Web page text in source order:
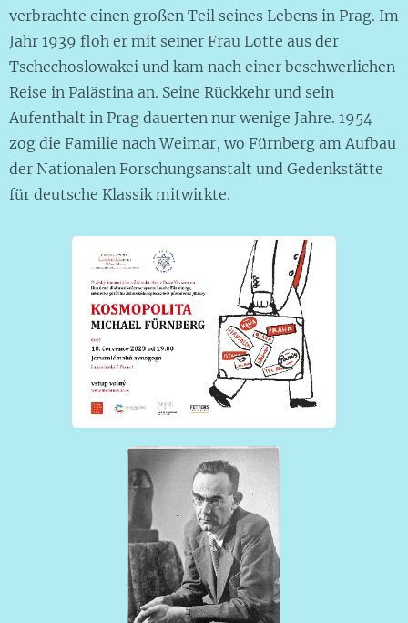
verbrachte einen großen Teil seines Lebens in Prag. Im
Jahr 1939 floh er mit seiner Frau Lotte aus der
Tschechoslowakei und kam nach einer beschwerlichen
Reise in Palästina an. Seine Rückkehr und sein
Aufenthalt in Prag dauerten nur wenige Jahre. 1954
zog die Familie nach Weimar, wo Fürnberg am Aufbau
der Nationalen Forschungsanstalt und Gedenkstätte
für deutsche Klassik mitwirkte.